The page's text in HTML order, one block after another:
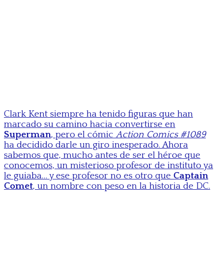
Clark Kent siempre ha tenido figuras que han
marcado su camino hacia convertirse en
Superman, pero el cómicAction Comics #1089
ha decidido darle un giro inesperado. Ahora
sabemos que, mucho antes de ser el héroe que
conocemos, un misterioso profesor de instituto ya
le guiaba… y ese profesor no es otro que Captain
Comet, un nombre con peso en la historia de DC.